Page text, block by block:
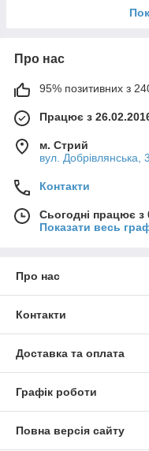
Про нас
95% позитивних з 240
Працює з
м. Стрий
вул. Добрівлянська,
Контакти
Сьогодні працює з
Показати весь
Про нас
Контакти
Доставка та оплата
Графік роботи
Повна версія сайту